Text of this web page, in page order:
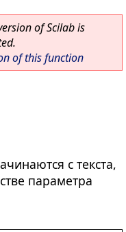
of Scilab is
of this function
с текста,
параметра